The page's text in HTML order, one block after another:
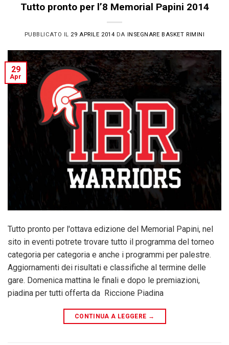
Tutto pronto per l’8 Memorial Papini 2014
PUBBLICATO IL 29 APRILE 2014 DA INSEGNARE BASKET RIMINI
29
Apr
Tutto pronto per l'ottava edizione del Memorial Papini, nel
sito in eventi potrete trovare tutto il programma del torneo
categoria per categoria e anche i programmi per palestre.
Aggiornamenti dei risultati e classifiche al termine delle
gare. Domenica mattina le finali e dopo le premiazioni,
piadina per tutti offerta da Riccione Piadina
CONTINUA A LEGGERE →